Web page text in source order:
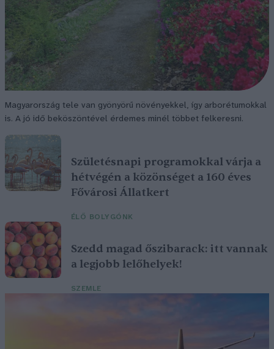
Magyarország tele van gyönyörű növényekkel, így arborétumokkal
is. A jó idő beköszöntével érdemes minél többet felkeresni.
Születésnapi programokkal várja a
hétvégén a közönséget a 160 éves
Fővárosi Állatkert
ÉLŐ BOLYGÓNK
Szedd magad őszibarack: itt vannak
a legjobb lelőhelyek!
SZEMLE